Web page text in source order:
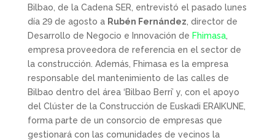
Bilbao, de la Cadena SER, entrevistó el pasado lunes
día 29 de agosto a Rubén Fernández , director de
Desarrollo de Negocio e Innovación de Fhimasa,
empresa proveedora de referencia en el sector de
la construcción. Además, Fhimasa es la empresa
responsable del mantenimiento de las calles de
Bilbao dentro del área ‘Bilbao Berri’ y, con el apoyo
del Clúster de la Construcción de Euskadi ERAIKUNE,
forma parte de un consorcio de empresas que
gestionará con las comunidades de vecinos la